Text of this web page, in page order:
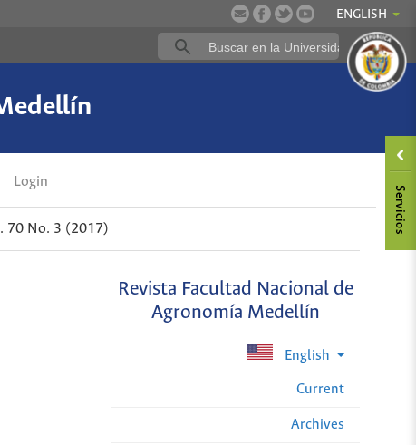
ENGLISH
Login
70 No. 3 (2017)
Revista Facultad Nacional de
Agronomía Medellín
English
Current
Archives